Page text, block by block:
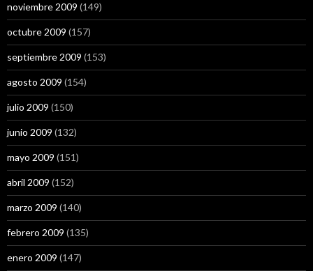
noviembre 2009 (149)
octubre 2009 (157)
septiembre 2009 (153)
agosto 2009 (154)
julio 2009 (150)
junio 2009 (132)
mayo 2009 (151)
abril 2009 (152)
marzo 2009 (140)
febrero 2009 (135)
enero 2009 (147)